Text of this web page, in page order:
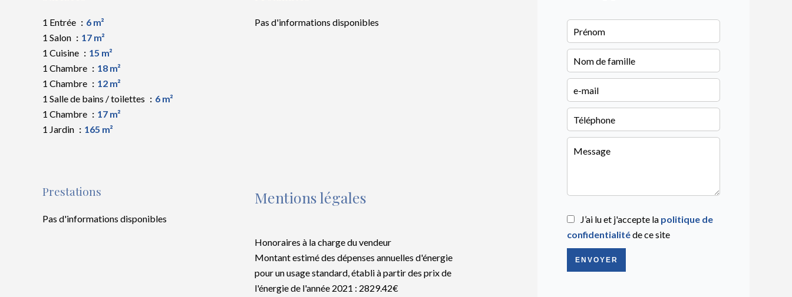
1 Entrée
6 m²
1 Salon
17 m²
1 Cuisine
15 m²
1 Chambre
18 m²
1 Chambre
12 m²
1 Salle de bains / toilettes
6 m²
1 Chambre
17 m²
1 Jardin
165 m²
Pas d'informations disponibles
Prestations
Pas d'informations disponibles
Mentions légales
Honoraires à la charge du vendeur
Montant estimé des dépenses annuelles d'énergie
pour un usage standard, établi à partir des prix de
l'énergie de l'année 2021 : 2829.42€
J’ai lu et j'accepte la politique de
confidentialitéde ce site
ENVOYER